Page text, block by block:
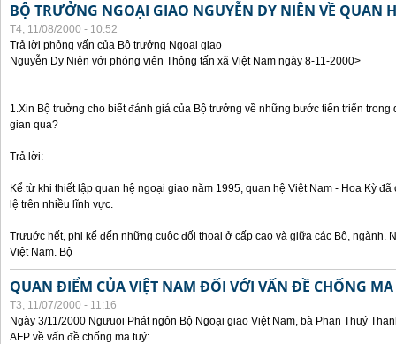
BỘ TRƯỞNG NGOẠI GIAO NGUYỄN DY NIÊN VỀ QUAN
T4, 11/08/2000 - 10:52
Trả lời phỏng vấn của Bộ trưởng Ngoại giao
Nguyễn Dy Niên với phóng viên Thông tấn xã Việt Nam ngày 8-11-2000>
1.Xin Bộ truởng cho biết đánh giá của Bộ trưởng về những bước tiến triển trong
gian qua?
Trả lời:
Kể từ khi thiết lập quan hệ ngoại giao năm 1995, quan hệ Việt Nam - Hoa Kỳ
lệ trên nhiều lĩnh vực.
Trưuớc hết, phi kể đến những cuộc đối thoại ở cấp cao và giữa các Bộ, ngành.
Việt Nam. Bộ
QUAN ĐIỂM CỦA VIỆT NAM ĐỐI VỚI VẤN ĐỀ CHỐNG MA
T3, 11/07/2000 - 11:16
Ngày 3/11/2000 Ngưuoi Phát ngôn Bộ Ngoại giao Việt Nam, bà Phan Thuý
AFP về vấn đề chống ma tuý: